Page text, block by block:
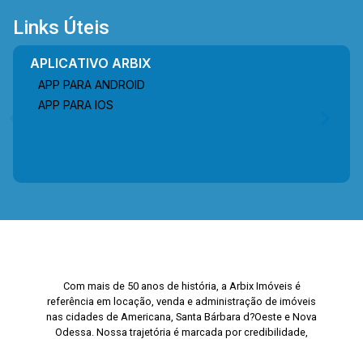
Links Úteis
APLICATIVO ARBIX
APP PARA ANDROID
APP PARA IOS
Com mais de 50 anos de história, a Arbix Imóveis é
referência em locação, venda e administração de imóveis
nas cidades de Americana, Santa Bárbara d?Oeste e Nova
Odessa. Nossa trajetória é marcada por credibilidade,